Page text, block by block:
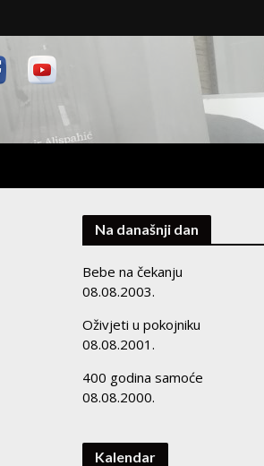
Na današnji dan
Bebe na čekanju
08.08.2003.
Oživjeti u pokojniku
08.08.2001.
400 godina samoće
08.08.2000.
Kalendar